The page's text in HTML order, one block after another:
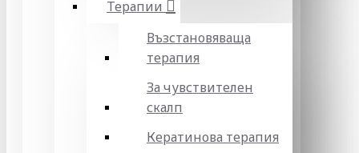
Терапии
Възстановяваща
терапия
За чувствителен
скалп
Кератинова терапия